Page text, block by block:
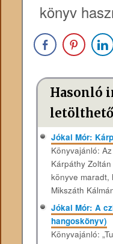
könyv
Hasonló
Jókai Mór:
Könyvajánló:
Kárpáthy
könyve maradt,
Mikszáth
Jókai Mór: A
hangoskönyv)
Könyvajánló: